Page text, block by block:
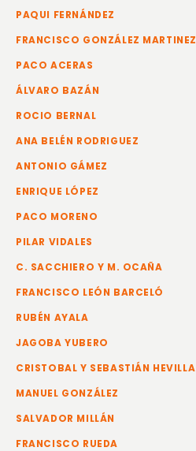
PAQUI FERNÁNDEZ
FRANCISCO GONZÁLEZ MARTINEZ
PACO ACERAS
ÁLVARO BAZÁN
ROCIO BERNAL
ANA BELÉN RODRIGUEZ
ANTONIO GÁMEZ
ENRIQUE LÓPEZ
PACO MORENO
PILAR VIDALES
C. SACCHIERO Y M. OCAÑA
FRANCISCO LEÓN BARCELÓ
RUBÉN AYALA
JAGOBA YUBERO
CRISTOBAL Y SEBASTIÁN HEVILLA
MANUEL GONZÁLEZ
SALVADOR MILLÁN
FRANCISCO RUEDA